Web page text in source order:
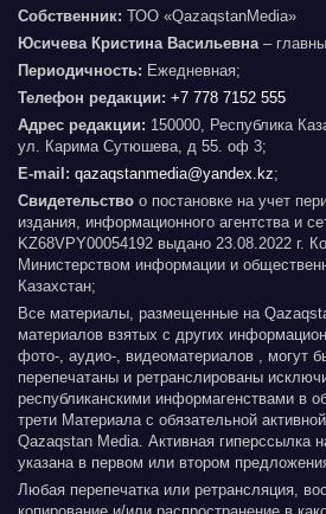
Собственник: ТОО «QazaqstanMedia»
Юсичева Кристина Васильевна–
Периодичность: Ежедневная;
Телефон редакции: +7 778 7152 555
Адрес редакции: 150000, Республика
ул. Карима Сутюшева, д 55. оф 3;
E-mail: qazaqstanmedia@yandex.kz;
Свидетельство о постановке на учет
издания, информационного агентства и
KZ68VPY00054192 выдано 23.08.2022 г.
Министерством информации и
Казахстан;
Все материалы, размещенные на
материалов взятых с других
фото-, аудио-, видеоматериалов , могут
перепечатаны и ретранслированы
республиканскими информагенствами в
трети Материала с обязательной
Qazaqstan Media. Активная гиперссылка
указана в первом или втором
Любая перепечатка или ретрансляция,